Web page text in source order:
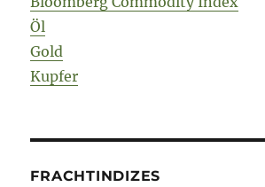
Öl
Gold
Kupfer
FRACHTINDIZES